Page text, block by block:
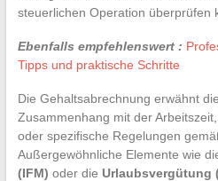
steuerlichen Operation überprüfen
Ebenfalls empfehlenswert :
Tipps und praktische Schritte
Die Gehaltsabrechnung erwähnt
Zusammenhang mit der
oder spezifische Regelungen
Außergewöhnliche Elemente wie
(IFM) oder die Urlaubsvergütung